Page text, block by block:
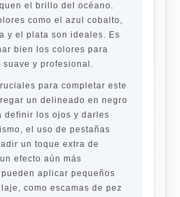
el brillo del océano.
como el azul cobalto,
y el plata son ideales. Es
bien los colores para
suave y profesional.
para completar este
un delineado en negro
definir los ojos y darles
el uso de pestañas
un toque extra de
efecto aún más
aplicar pequeños
como escamas de pez